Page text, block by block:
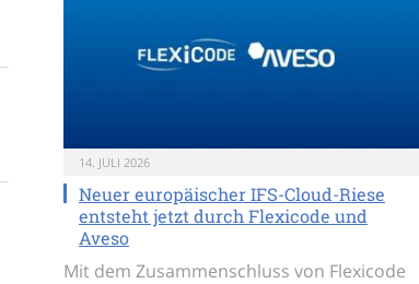
14. JULI 2026
Neuer europäischer IFS-Cloud-Riese
entsteht jetzt durch Flexicode und
Aveso
Mit dem Zusammenschluss von Flexicode